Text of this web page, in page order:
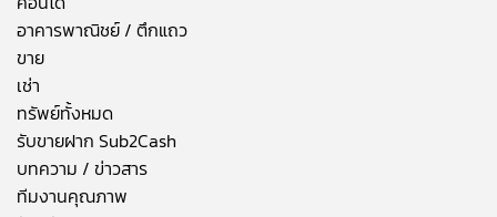
อาคารพาณิชย์ / ตึกแถว
ขาย
เช่า
ทรัพย์ทั้งหมด
รับขายฝาก Sub2Cash
บทความ / ข่าวสาร
ทีมงานคุณภาพ